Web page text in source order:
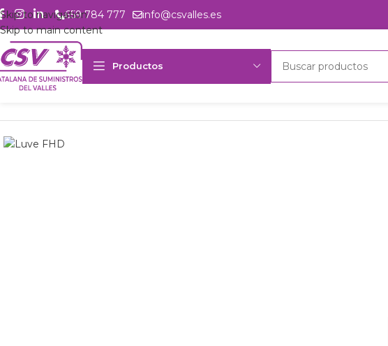
Skip to navigation
Skip to main content
659 784 777 info@csvalles.es
Productos
Inicio Productos